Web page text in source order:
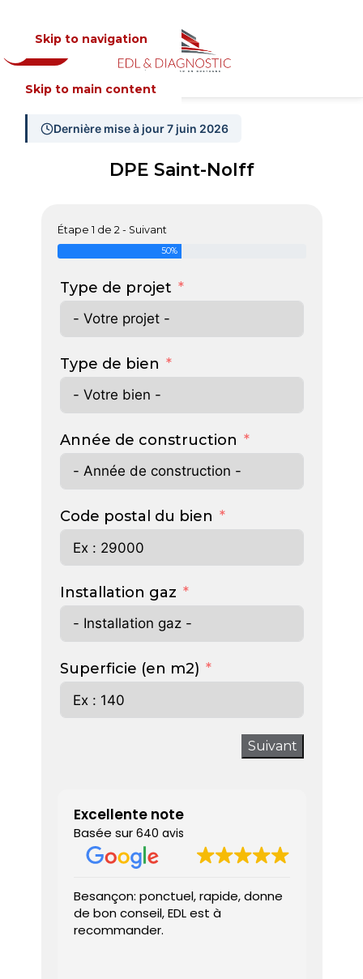
Skip to navigation
Skip to main content
MENU
Dernière mise à jour 7 juin 2026
DPE Saint-Nolff
Étape 1 de 2 - Suivant
50%
Type de projet
Type de bien
Année de construction
Code postal du bien
Installation gaz
Superficie (en m2)
Suivant
Excellente note
Basée sur 640 avis
Besançon: ponctuel, rapide, donne
de bon conseil, EDL est à
recommander.